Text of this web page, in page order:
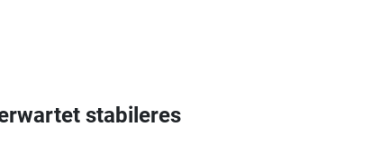
stabileres